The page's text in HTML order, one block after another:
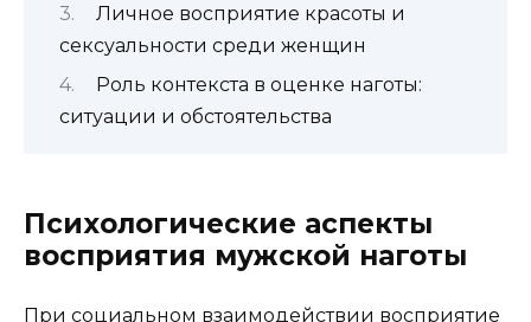
Личное восприятие красоты и
сексуальности среди женщин
Роль контекста в оценке наготы:
ситуации и обстоятельства
Психологические аспекты
восприятия мужской наготы
При социальном взаимодействии восприятие